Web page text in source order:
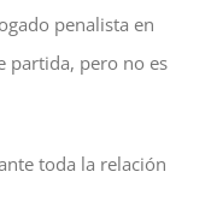
penalista en
partida, pero no es
toda la relación